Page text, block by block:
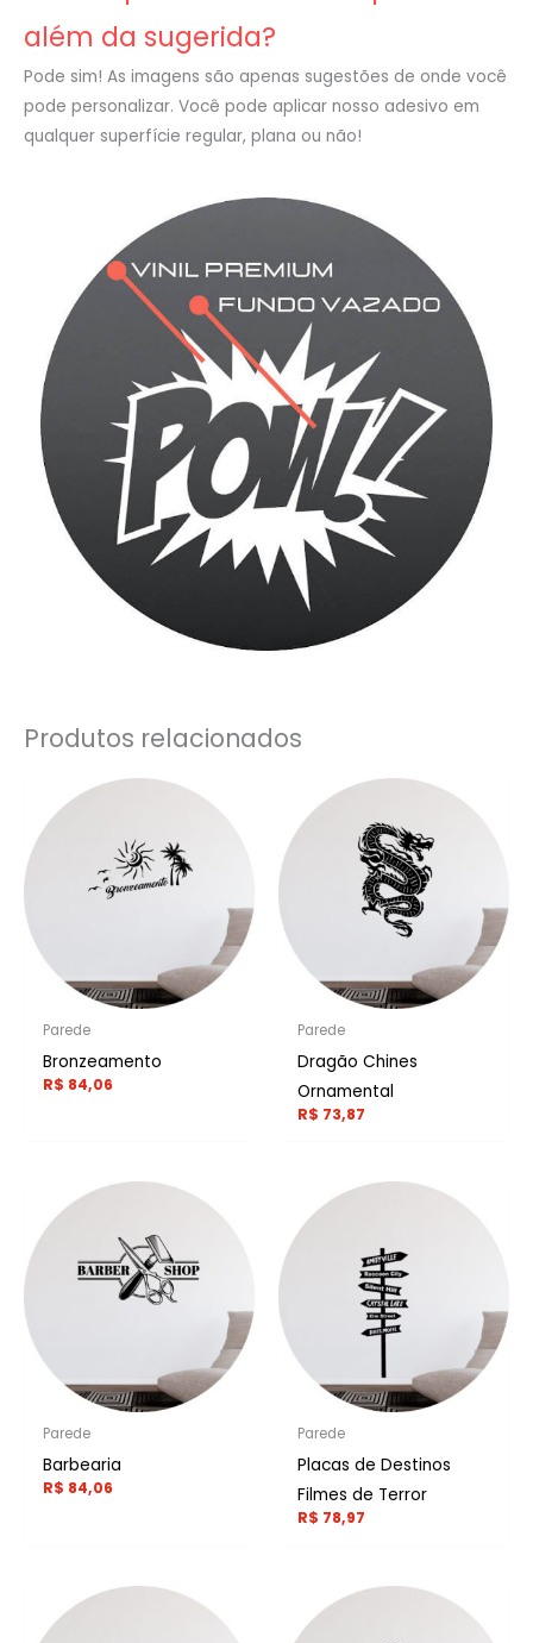
além da sugerida?
Pode sim! As imagens são apenas sugestões de onde você
pode personalizar. Você pode aplicar nosso adesivo em
qualquer superfície regular, plana ou não!
Produtos relacionados
Parede
Bronzeamento
R$ 84,06
Parede
Dragão Chines
Ornamental
R$ 73,87
Parede
Barbearia
R$ 84,06
Parede
Placas de Destinos
Filmes de Terror
R$ 78,97